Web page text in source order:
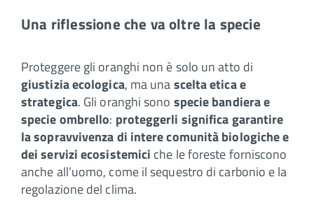
Una riflessione che va oltre la specie
Proteggere gli oranghi non è solo un atto di
giustizia ecologica, ma unascelta etica e
strategica. Gli oranghi sono specie bandiera e
specie ombrello: proteggerli significa garantire
la sopravvivenza di intere comunità biologiche e
dei servizi ecosistemici che le foreste forniscono
anche all’uomo, come il sequestro di carbonio e la
regolazione del clima.